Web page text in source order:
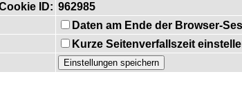
ID: 962985
Daten am Ende der Browser-
Kurze Seitenverfallszeit